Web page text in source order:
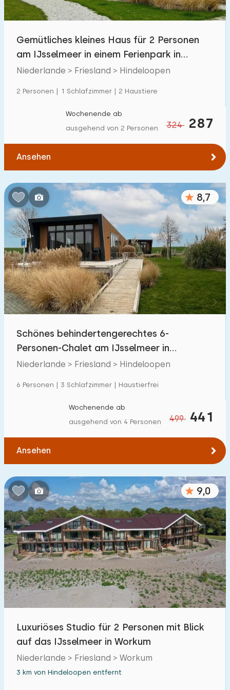
Freibad 0
Kinderanimation
Kindereinrichtungen im Park
Zugänglichkeit
Eingeschränkte Mobilität
Rollstuhlgerecht
Hilfsmittel
Gemütliches kleines Haus für 2 Personen
am IJsselmeer in einem Ferienpark in
Hindeloopen
Niederlande > Friesland > Hindeloopen
2 Personen | 1 Schlafzimmer | 2 Haustiere
324 287
Wochenende ab
ausgehend von 2 Personen
Ansehen
8,7
Schönes behindertengerechtes 6-
Personen-Chalet am IJsselmeer in
Hindeloopen
Niederlande > Friesland > Hindeloopen
6 Personen | 3 Schlafzimmer | Haustierfrei
499 441
Wochenende ab
ausgehend von 4 Personen
Ansehen
9,0
Luxuriöses Studio für 2 Personen mit Blick
auf das IJsselmeer in Workum
Niederlande > Friesland > Workum
3 km von Hindeloopen entfernt